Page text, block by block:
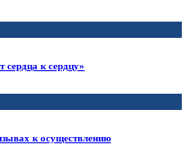
сердца к сердцу»
к осуществлению